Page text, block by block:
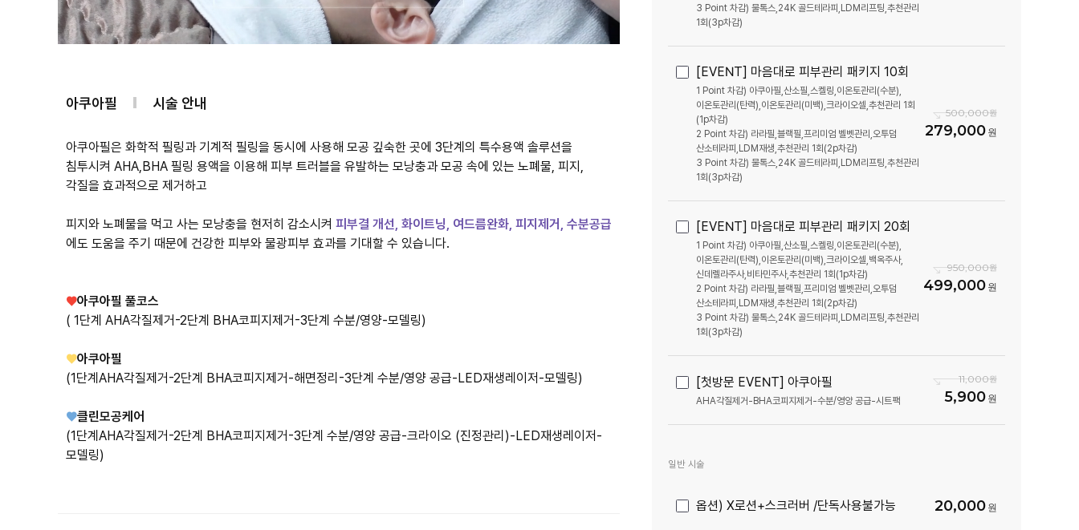
아쿠아필 시술 안내
아쿠아필은 화학적 필링과 기계적 필링을 동시에 사용해 모공 깊숙한 곳에 3단계의 특수용액 솔루션을
침투시켜 AHA,BHA 필링 용액을 이용해 피부 트러블을 유발하는 모낭충과 모공 속에 있는 노폐물, 피지,
피지와 노폐물을 먹고 사는 모낭충을 현저히 감소시켜 피부결 개선, 화이트닝, 여드름완화, 피지제거, 수분공급
에도 도움을 주기 때문에 건강한 피부와 물광피부 효과를 기대할 수 있습니다.
♥아쿠아필 풀코스
( 1단계 AHA각질제거-2단계 BHA코피지제거-3단계 수분/영양-모델링)
♥아쿠아필
(1단계AHA각질제거-2단계 BHA코피지제거-해면정리-3단계 수분/영양 공급-LED재생레이저-모델링)
♥클린모공케어
(1단계AHA각질제거-2단계 BHA코피지제거-3단계 수분/영양 공급-크라이오 (진정관리)-LED재생레이저-
모델링)
3 Point 차감) 물톡스,24K 골드테라피,LDM리프팅,추천관리
1회(3p차감)
[EVENT] 마음대로 피부관리 패키지 10회
1 Point 차감) 아쿠아필,산소필,스켈링,이온토관리(수분),
이온토관리(탄력),이온토관리(미백),크라이오셀,추천관리 1회
(1p차감)
2 Point 차감) 라라필,블랙필,프리미엄 벨벳관리,오투덤
산소테라피,LDM재생,추천관리 1회(2p차감)
3 Point 차감) 물톡스,24K 골드테라피,LDM리프팅,추천관리
1회(3p차감)
500,000
279,000
[EVENT] 마음대로 피부관리 패키지 20회
1 Point 차감) 아쿠아필,산소필,스켈링,이온토관리(수분),
이온토관리(탄력),이온토관리(미백),크라이오셀,백옥주사,
신데렐라주사,비타민주사,추천관리 1회(1p차감)
2 Point 차감) 라라필,블랙필,프리미엄 벨벳관리,오투덤
산소테라피,LDM재생,추천관리 1회(2p차감)
3 Point 차감) 물톡스,24K 골드테라피,LDM리프팅,추천관리
1회(3p차감)
950,000
499,000
[첫방문 EVENT] 아쿠아필
AHA각질제거-BHA코피지제거-수분/영양 공급-시트팩
11,000
5,900
일반 시술
옵션) X로션+스크러버 /단독사용불가능 20,000